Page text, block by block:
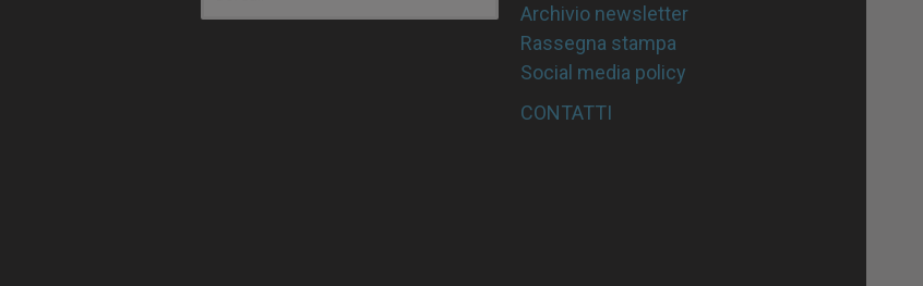
Archivio newsletter
Rassegna stampa
Social media policy
CONTATTI